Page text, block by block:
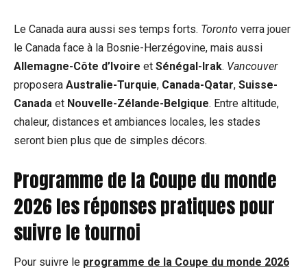
Le Canada aura aussi ses temps forts. Toronto verra jouer
le Canada face à la Bosnie-Herzégovine, mais aussi
Allemagne-Côte d’Ivoire et Sénégal-Irak. Vancouver
proposera Australie-Turquie, Canada-Qatar, Suisse-
Canada et Nouvelle-Zélande-Belgique. Entre altitude,
chaleur, distances et ambiances locales, les stades
seront bien plus que de simples décors.
Programme de la Coupe du monde
2026 les réponses pratiques pour
suivre le tournoi
Pour suivre le programme de la Coupe du monde 2026